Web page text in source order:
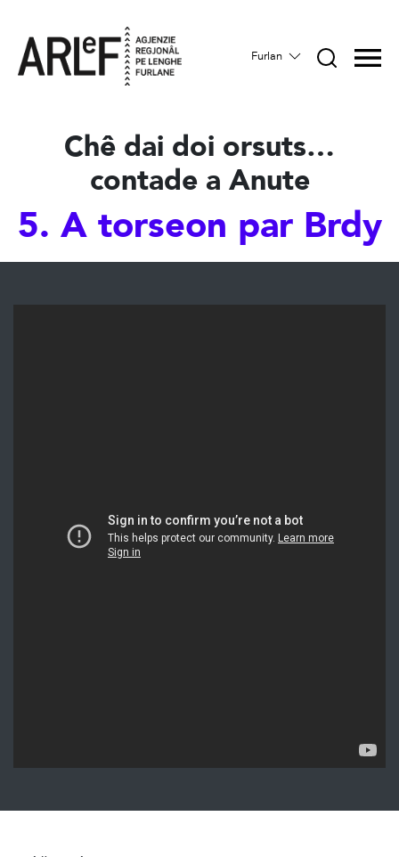
Furlan
Chê dai doi orsuts…
contade a Anute
5. A torseon par Brdy